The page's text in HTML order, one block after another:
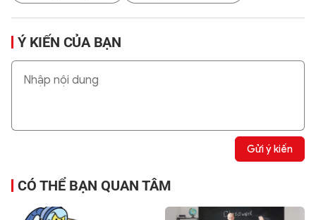
Ý KIẾN CỦA BẠN
Gửi ý kiến
CÓ THỂ BẠN QUAN TÂM